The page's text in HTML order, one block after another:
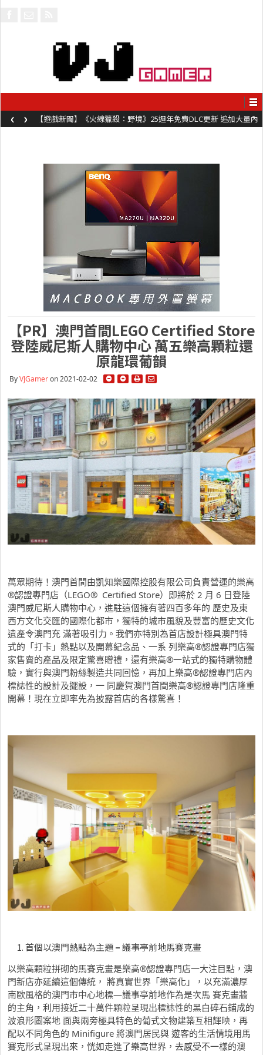
【遊戲新聞】《火線獵殺：野境》25週年免費DLC更新 追加大量內
容同時系舊作限時超平價折扣
‹ ›
【PR】澳門首間LEGO Certified Store
登陸威尼斯人購物中心 萬五樂高顆粒還
原龍環葡韻
ByVJGameron 2021-02-02
萬眾期待！澳門首間由凱知樂國際控股有限公司負責營運的樂高
®認證專門店（LEGO® Certified Store）即將於 2 月 6 日登陸
澳門威尼斯人購物中心，進駐這個擁有著四百多年的 歷史及東
西方文化交匯的國際化都市，獨特的城市風貌及豐富的歷史文化
遺產令澳門充 滿著吸引力。我們亦特別為首店設計極具澳門特
式的「打卡」熱點以及開幕紀念品、一系 列樂高®認證專門店獨
家售賣的產品及限定驚喜贈禮，還有樂高®一站式的獨特購物體
驗，實行與澳門粉絲製造共同回憶，再加上樂高®認證專門店內
標誌性的設計及擺設，一 同慶賀澳門首間樂高®認證專門店隆重
開幕！現在立即率先為披露首店的各樣驚喜！
首個以澳門熱點為主題–議事亭前地馬賽克畫
以樂高顆粒拼砌的馬賽克畫是樂高®認證專門店一大注目點，澳
門新店亦延續這個傳統， 將真實世界「樂高化」，以充滿濃厚
南歐風格的澳門市中心地標—議事亭前地作為是次馬 賽克畫牆
的主角，利用接近二十萬件顆粒呈現出標誌性的黑白碎石鋪成的
波浪形圖案地 面與兩旁極具特色的葡式文物建築互相輝映，再
配以不同角色的 Minifigure 將澳門居民與 遊客的生活情境用馬
賽克形式呈現出來，恍如走進了樂高世界，去感受不一樣的澳